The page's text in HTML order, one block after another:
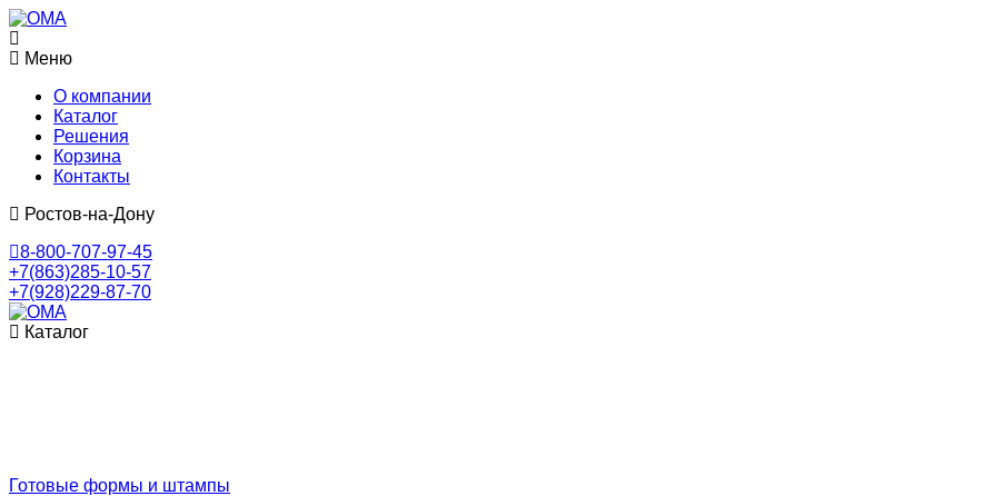
Меню
О компании
Каталог
Решения
Корзина
Контакты
Ростов-на-Дону
8-800-707-97-45
+7(863)285-10-57
+7(928)229-87-70
Каталог
Готовые формы и штампы